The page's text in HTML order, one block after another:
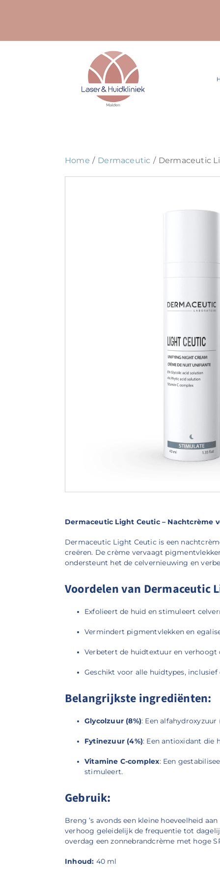
Home Dermaceutic Dermaceutic
Dermaceutic Light Ceutic – Nachtcrème
Dermaceutic Light Ceutic is een
creëren. De crème vervaagt
ondersteunt het de celvernieuwing en
Voordelen van Dermaceutic
Exfolieert de huid en stimuleert
Vermindert pigmentvlekken en
Verbetert de huidtextuur en verhoogt
Geschikt voor alle huidtypes, inclusief
Belangrijkste ingrediënten:
Glycolzuur (8%): Een
Fytinezuur (4%): Een antioxidant die
Vitamine C-complex: Een
stimuleert.
Gebruik:
Breng ’s avonds een kleine hoeveelheid
verhoog geleidelijk de frequentie tot
overdag een zonnebrandcrème met hoge
Inhoud: 40 ml